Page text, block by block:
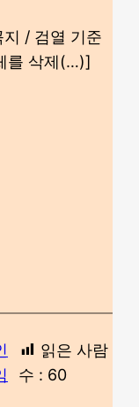
/ 검열 기준
를 삭제(…)]
읽은 사람
수 : 60